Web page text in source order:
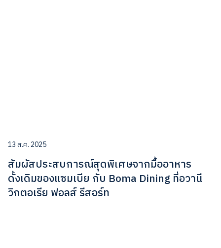
13 ส.ค. 2025
สัมผัสประสบการณ์สุดพิเศษจากมื้ออาหาร
ดั้งเดิมของแซมเบีย กับ Boma Dining ที่อวานี
วิกตอเรีย ฟอลส์ รีสอร์ท